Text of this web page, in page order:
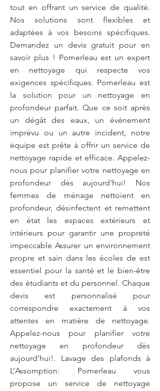
tout en offrant un service de qualité.
Nos solutions sont flexibles et
adaptées à vos besoins spécifiques.
Demandez un devis gratuit pour en
savoir plus ! Pomerleau est un expert
en nettoyage qui respecte vos
exigences spécifiques. Pomerleau est
la solution pour un nettoyage en
profondeur parfait. Que ce soit après
un dégât des eaux, un événement
imprévu ou un autre incident, notre
équipe est prête à offrir un service de
nettoyage rapide et efficace. Appelez-
nous pour planifier votre nettoyage en
profondeur dès aujourd'hui! Nos
femmes de ménage nettoient en
profondeur, désinfectent et remettent
en état les espaces extérieurs et
intérieurs pour garantir une propreté
impeccable Assurer un environnement
propre et sain dans les écoles de est
essentiel pour la santé et le bien-être
des étudiants et du personnel. Chaque
devis est personnalisé pour
correspondre exactement à vos
attentes en matière de nettoyage.
Appelez-nous pour planifier votre
nettoyage en profondeur dès
aujourd'hui!. Lavage des plafonds à
L’Assomption: Pomerleau vous
propose un service de nettoyage